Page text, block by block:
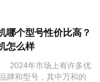
哪个型号性价比高？
怎么样
年市场上有许多优
牌和型号，其中万和的